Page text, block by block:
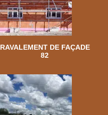
RAVALEMENT DE FAÇADE
82